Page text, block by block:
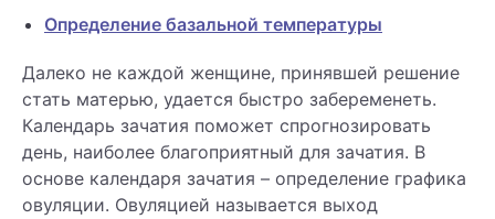
Определение базальной температуры
Далеко не каждой женщине, принявшей решение
стать матерью, удается быстро забеременеть.
Календарь зачатия поможет спрогнозировать
день, наиболее благоприятный для зачатия. В
основе календаря зачатия – определение графика
овуляции. Овуляцией называется выход